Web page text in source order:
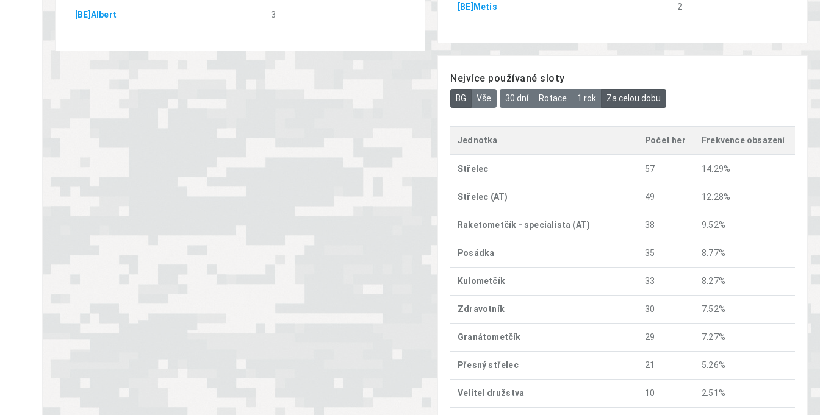
[BE]Metis 2
[BE]Albert 3
Nejvíce používané sloty
BG Vše 30 dní Rotace 1 rok Za celou dobu
Jednotka Počet her Frekvence obsazení
Střelec 57 14.29%
Střelec (AT) 49 12.28%
Raketometčík - specialista (AT) 38 9.52%
Posádka 35 8.77%
Kulometčík 33 8.27%
Zdravotník 30 7.52%
Granátometčík 29 7.27%
Přesný střelec 21 5.26%
Velitel družstva 10 2.51%